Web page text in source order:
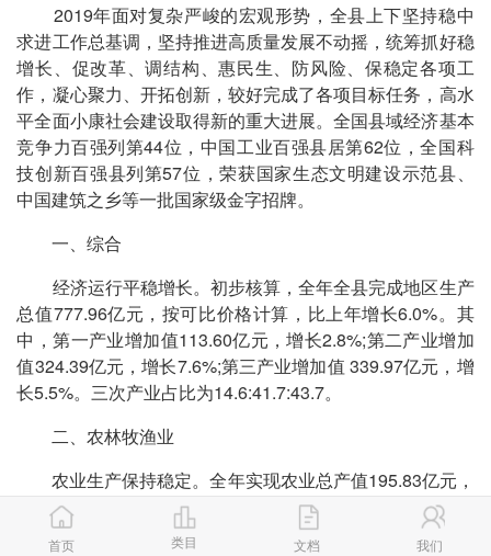
2019年面对复杂严峻的宏观形势，全县上下坚持稳中
求进工作总基调，坚持推进高质量发展不动摇，统筹抓好稳
增长、促改革、调结构、惠民生、防风险、保稳定各项工
作，凝心聚力、开拓创新，较好完成了各项目标任务，高水
平全面小康社会建设取得新的重大进展。全国县域经济基本
竞争力百强列第44位，中国工业百强县居第62位，全国科
技创新百强县列第57位，荣获国家生态文明建设示范县、
中国建筑之乡等一批国家级金字招牌。
一、综合
经济运行平稳增长。初步核算，全年全县完成地区生产
总值777.96亿元，按可比价格计算，比上年增长6.0%。其
中，第一产业增加值113.60亿元，增长2.8%;第二产业增加
值324.39亿元，增长7.6%;第三产业增加值 339.97亿元，增
长5.5%。三次产业占比为14.6:41.7:43.7。
二、农林牧渔业
农业生产保持稳定。全年实现农业总产值195.83亿元，
同比增长6.3%。其中农业产值117.13亿元，增长2.5%;林业
产值 0.9亿元，增长3.8 %;畜牧业产值50.48亿元，增长
首页 类目 文档 我们